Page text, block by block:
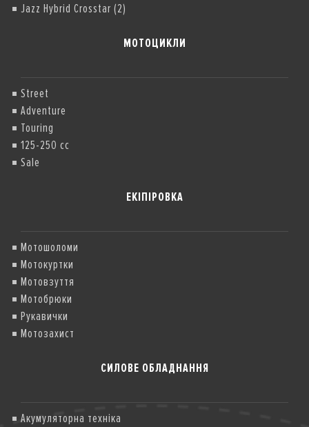
Jazz Hybrid Crosstar (2)
МОТОЦИКЛИ
Street
Adventure
Touring
125-250 cc
Sale
ЕКІПІРОВКА
Мотошоломи
Мотокуртки
Мотовзуття
Мотобрюки
Рукавички
Мотозахист
СИЛОВЕ ОБЛАДНАННЯ
Акумуляторна техніка